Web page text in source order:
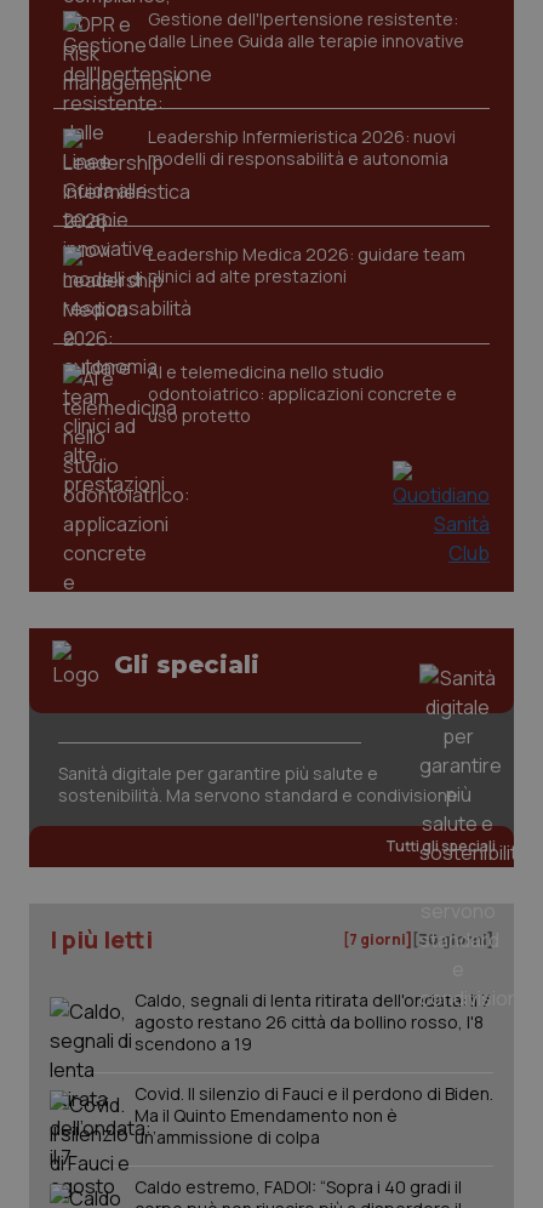
Gestione dell'Ipertensione resistente:
dalle Linee Guida alle terapie innovative
Leadership Infermieristica 2026: nuovi
modelli di responsabilità e autonomia
Leadership Medica 2026: guidare team
clinici ad alte prestazioni
AI e telemedicina nello studio
odontoiatrico: applicazioni concrete e
uso protetto
Gli speciali
Sanità digitale per garantire più salute e
sostenibilità. Ma servono standard e condivisione
Tutti gli speciali
I più letti [7 giorni] [30 giorni]
Caldo, segnali di lenta ritirata dell'ondata: il 7
agosto restano 26 città da bollino rosso, l'8
scendono a 19
Covid. Il silenzio di Fauci e il perdono di Biden.
Ma il Quinto Emendamento non è
un’ammissione di colpa
Caldo estremo, FADOI: “Sopra i 40 gradi il
tracking-sites-ironfish-
tracking-enable
www.quotidianosanita.it
tracking-sites-ironfish-
session-id
www.quotidianosanita.it
_ga
Google LLC